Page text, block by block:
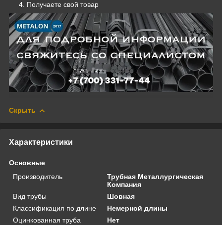
Получаете свой товар
Скрыть
Характеристики
Основные
Производитель
Трубная Металлургическая
Компания
Вид трубы
Шовная
Классификация по длине
Немерной длины
Оцинкованная труба
Нет